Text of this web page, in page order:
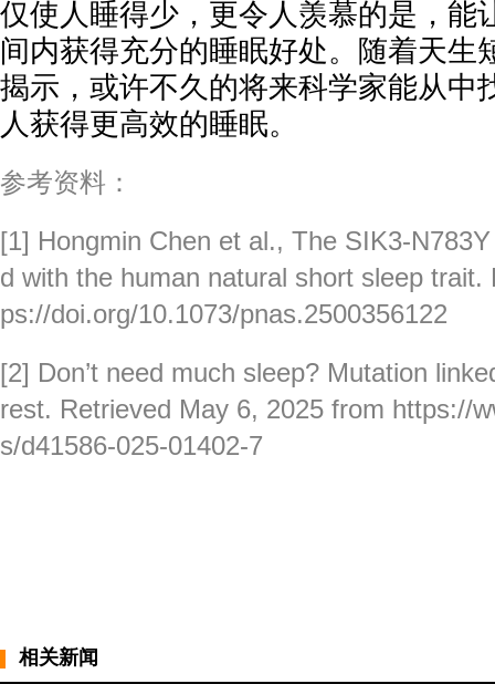
仅使人睡得少，更令人羡慕的是，能
间内获得充分的睡眠好处。随着天生
揭示，或许不久的将来科学家能从中
人获得更高效的睡眠。
参考资料：
[1] Hongmin Chen et al., The SIK3-
d with the human natural short sleep trait.
ps://doi.org/10.1073/pnas.2500356122
[2] Don’t need much sleep? Mutation
rest. Retrieved May 6, 2025 from https://
s/d41586-025-01402-7
相关新闻